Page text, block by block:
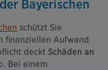
Bayerischen
schützt Sie
finanziellen Aufwand
deckt Schäden an
Bei einem